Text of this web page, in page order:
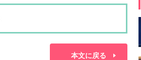
本文に戻る